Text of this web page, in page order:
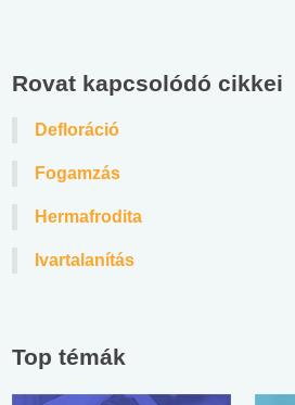
Rovat kapcsolódó cikkei
Defloráció
Fogamzás
Hermafrodita
Ivartalanítás
Top témák